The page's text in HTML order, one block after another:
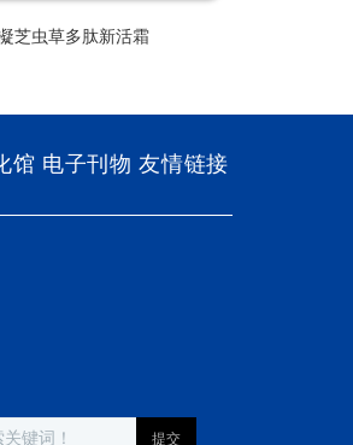
芝虫草多肽新活霜
馆 电子刊物 友情链接